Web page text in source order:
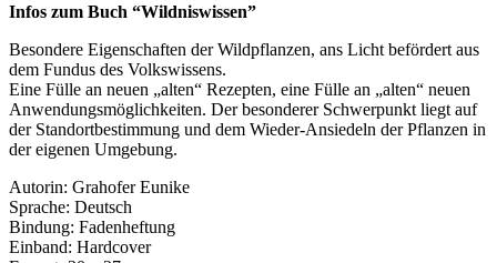
Infos zum Buch “Wildniswissen”
Besondere Eigenschaften der Wildpflanzen, ans Licht befördert aus
dem Fundus des Volkswissens.
Eine Fülle an neuen „alten“ Rezepten, eine Fülle an „alten“ neuen
Anwendungsmöglichkeiten. Der besonderer Schwerpunkt liegt auf
der Standortbestimmung und dem Wieder-Ansiedeln der Pflanzen in
der eigenen Umgebung.
Autorin: Grahofer Eunike
Sprache: Deutsch
Bindung: Fadenheftung
Einband: Hardcover